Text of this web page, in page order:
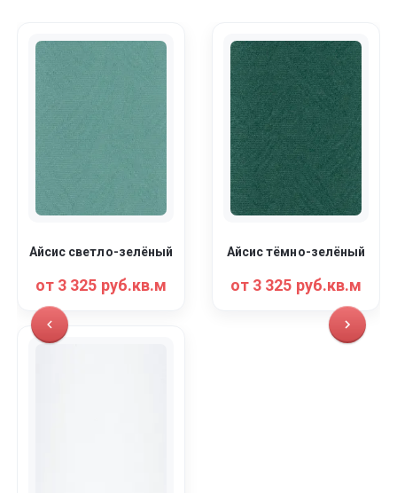
Айсис светло-зелёный
от 3 325 руб.кв.м
Айсис тёмно-зелёный
от 3 325 руб.кв.м